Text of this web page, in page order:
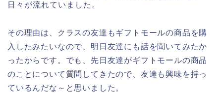
日々が流れていました。
その理由は、クラスの友達もギフトモールの商品を購
入したみたいなので、明日友達にも話を聞いてみたか
ったからです。でも、先日友達がギフトモールの商品
のことについて質問してきたので、友達も興味を持っ
ているんだな～と思いました。